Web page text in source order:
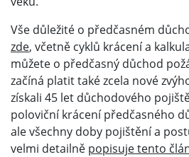
Vše důležité o předčasném
zde, včetně cyklů krácení a
můžete o předčasný důchod
začíná platit také zcela nové
získali 45 let důchodového
poloviční krácení předčasného
ale všechny doby pojištění a
velmi detailně popisuje tento